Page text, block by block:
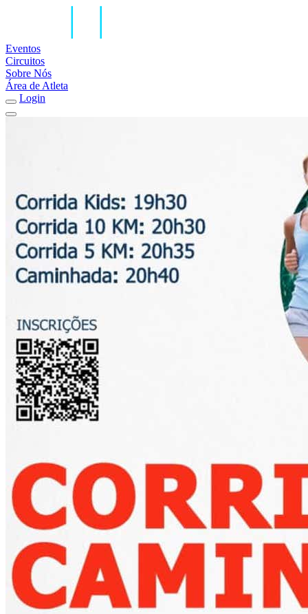
Eventos
Circuitos
Sobre Nós
Área de Atleta
Login